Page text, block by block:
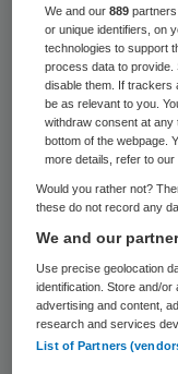
Een aantal
bemoeilijkt
zorggeld,
en Dagblad
geen recht
blijven die
en kan nog
Dat blijkt uit
Fries dorp,
onderzoek
We and our889
or unique identifiers, on
technologies to support
process data to provide.
disable them. If trackers
be as relevant to you.
withdraw consent at any
bottom of the webpage.
more details, refer to our
Would you rather not?
these do not record any
We and our
Use precise geolocation
identification. Store and/
advertising and content,
research and services
List of Partners